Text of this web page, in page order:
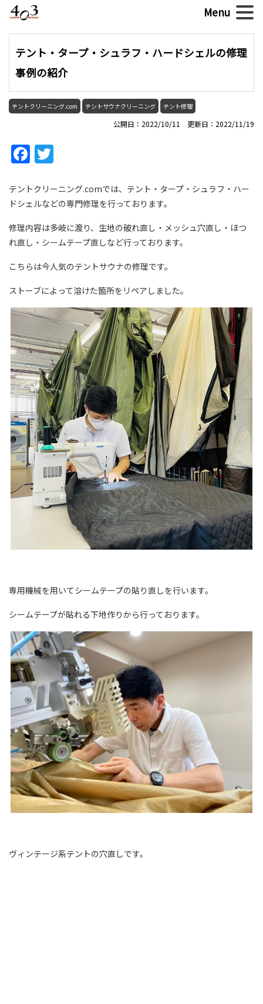
テント・タープ・シュラフ・ハードシェルの修理
事例の紹介
テントクリーニング.com テントサウナクリーニング テント修理
公開日：2022/10/11 更新日：2022/11/19
Facebook
テントクリーニング.comでは、テント・タープ・シュラフ・ハー
ドシェルなどの専門修理を行っております。
修理内容は多岐に渡り、生地の破れ直し・メッシュ穴直し・ほつ
れ直し・シームテープ直しなど行っております。
こちらは今人気のテントサウナの修理です。
ストーブによって溶けた箇所をリペアしました。
専用機械を用いてシームテープの貼り直しを行います。
シームテープが貼れる下地作りから行っております。
ヴィンテージ系テントの穴直しです。